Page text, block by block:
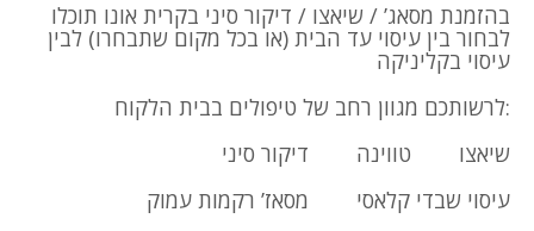
בהזמנת מסאג’ / שיאצו / דיקור סיני בקרית אונו תוכלו
לבחור בין עיסוי עד הבית (או בכל מקום שתבחרו) לבין
עיסוי בקליניקה
לרשותכם מגוון רחב של טיפולים בבית הלקוח:
שיאצו
טווינה
דיקור סיני
עיסוי שבדי קלאסי
מסאז’ רקמות עמוק